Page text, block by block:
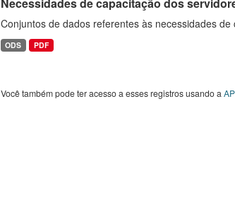
Conjuntos de dados referentes às necessidades
ODS PDF
Você também pode ter acesso a esses registros usando a